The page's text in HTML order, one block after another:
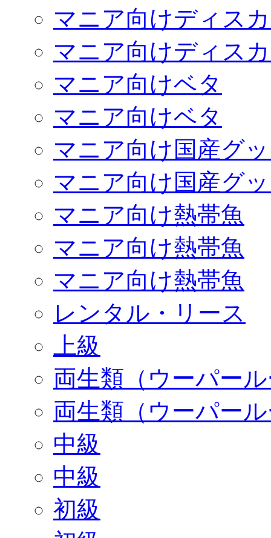
マニア向けディス
マニア向けディス
マニア向けベタ
マニア向けベタ
マニア向け国産グ
マニア向け国産グ
マニア向け熱帯魚
マニア向け熱帯魚
マニア向け熱帯魚
レンタル・リース
上級
両生類（ウーパー
両生類（ウーパー
中級
中級
初級